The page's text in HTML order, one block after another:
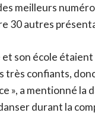
meilleurs
30 autres
son école étaient
très confiants,
», a mentionné la
durant la